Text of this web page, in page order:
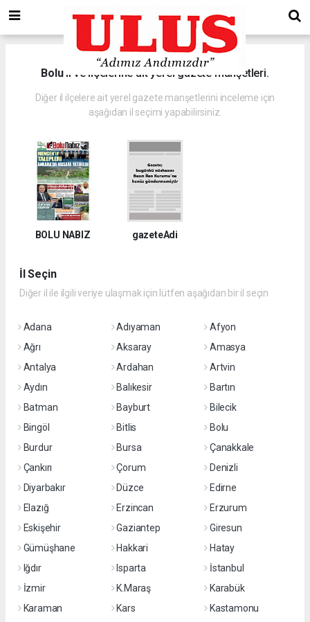
Boluil ve ilçelerine ait yerel gazete manşetleri.
Diğer il ilçelere ait yerel gazete manşetlerini inceleme için
aşağıdan il seçimi yapabilirsiniz.
BOLU NABIZ gazeteAdi
İl Seçin
Diğer il ile ilgili veriye ulaşmak için lütfen aşağıdan bir il seçin
Adana Adıyaman
Afyon
Ağrı
Aksaray
Amasya
Antalya
Ardahan
Artvin
Aydın
Balıkesir
Bartın
Batman
Bayburt
Bilecik
Bingöl
Bitlis
Bolu
Burdur
Bursa
Çanakkale
Çankırı
Çorum
Denizli
Diyarbakır
Düzce
Edirne
Elazığ
Erzincan
Erzurum
Eskişehir
Gaziantep
Giresun
Gümüşhane
Hakkari
Hatay
Iğdır
Isparta
İstanbul
İzmir
K.Maraş
Karabük
Karaman
Kars
Kastamonu